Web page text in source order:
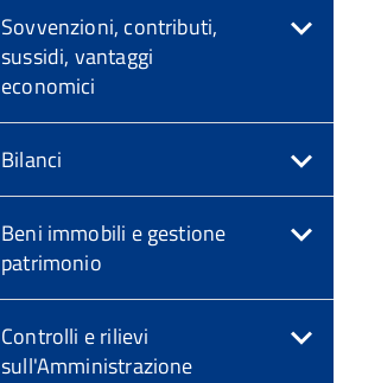
Sovvenzioni, contributi,
sussidi, vantaggi
economici
Bilanci
Beni immobili e gestione
patrimonio
Controlli e rilievi
sull'Amministrazione